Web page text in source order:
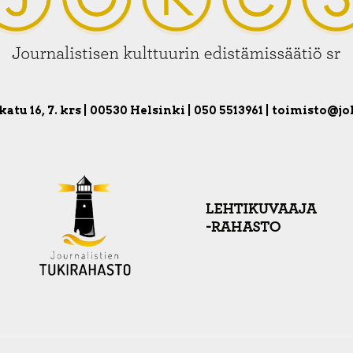
16, 7. krs | 00530 Helsinki | 050 5513961 |